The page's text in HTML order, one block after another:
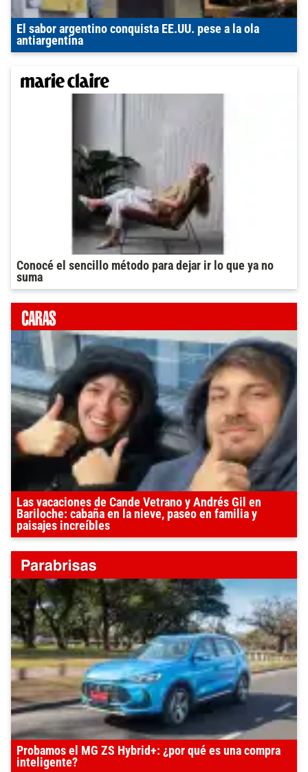
El sabor argentino conquista EE.UU. pese a la ola
antiargentina
Conocé el sencillo método para dejar ir lo que ya no
suma
Las vacaciones de Cande Vetrano y Andrés Gil en
Bariloche: cabaña en la nieve, paseo en familia y
paisajes increíbles
Probamos el MG ZS Hybrid+: ¿por qué es una compra
inteligente?